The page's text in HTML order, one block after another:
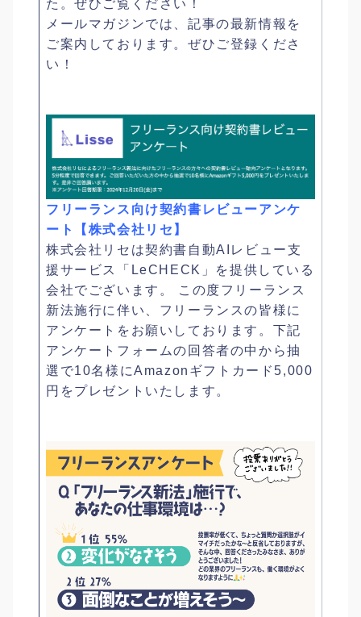
た。ぜひご覧ください！
メールマガジンでは、記事の最新情報を
ご案内しております。ぜひご登録くださ
い！
フリーランス向け契約書レビューアンケ
ート【株式会社リセ】
株式会社リセは契約書自動AIレビュー支
援サービス「LeCHECK」を提供している
会社でございます。 この度フリーランス
新法施行に伴い、フリーランスの皆様に
アンケートをお願いしております。下記
アンケートフォームの回答者の中から抽
選で10名様にAmazonギフトカード5,000
円をプレゼントいたします。